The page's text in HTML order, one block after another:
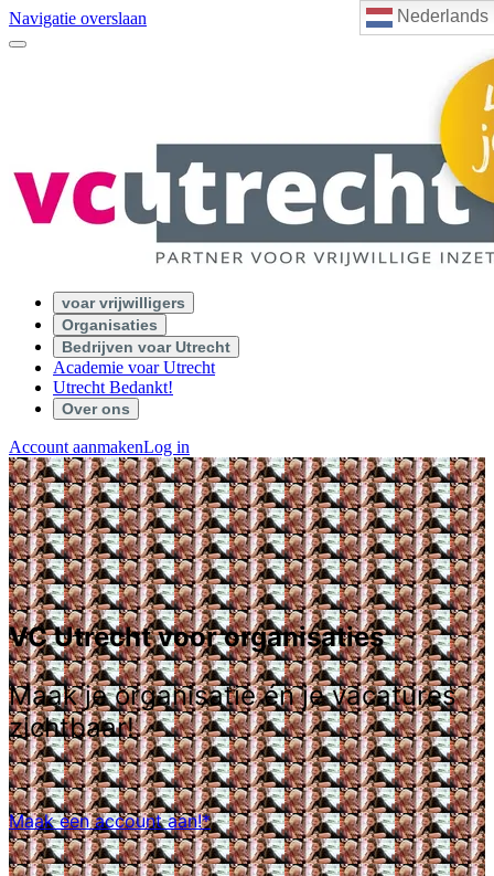
Nederlands
Navigatie overslaan
voar vrijwilligers
Organisaties
Bedrijven voar Utrecht
Academie voar Utrecht
Utrecht Bedankt!
Over ons
Account aanmakenLog in
VC Utrecht voor organisaties
Maak je organisatie én je vacatures
zichtbaar!
Maak een account aan!*